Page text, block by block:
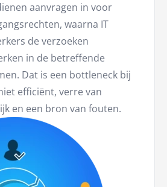
aanvragen in voor
waarna IT
de verzoeken
in de betreffende
Dat is een bottleneck bij
efficiënt, verre van
en een bron van fouten.